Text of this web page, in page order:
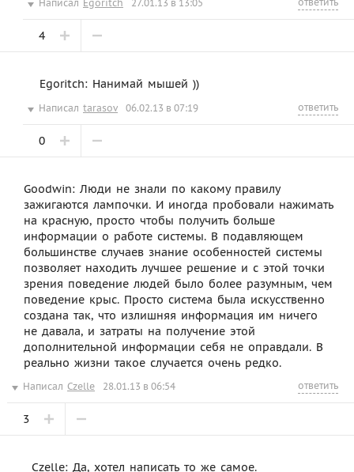
Написал Egoritch 27.01.13 в 13:05
4
Egoritch: Нанимай мышей ))
Написал tarasov 06.02.13 в 07:19 ответить
0
Goodwin: Люди не знали по какому правилу
зажигаются лампочки. И иногда пробовали нажимать
на красную, просто чтобы получить больше
информации о работе системы. В подавляющем
большинстве случаев знание особенностей системы
позволяет находить лучшее решение и с этой точки
зрения поведение людей было более разумным, чем
поведение крыс. Просто система была искусственно
создана так, что излишняя информация им ничего
не давала, и затраты на получение этой
дополнительной информации себя не оправдали. В
реально жизни такое случается очень редко.
Написал Czelle 28.01.13 в 06:54 ответить
3
Czelle: Да, хотел написать то же самое.